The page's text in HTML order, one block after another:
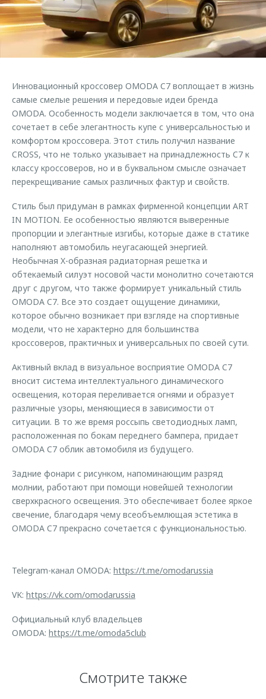
Страхование
Кредитный калькулятор
Аксессуары
Оригинальные аксессуары
Запчасти
Трейд-ин
Калькулятор трейд-ин
Клиентская поддержка
O&J Автоклуб
Клуб владельцев OMODA
Аксессуары
Одежда и сувениры
Оригинальные аксессуары
Запчасти
Обратная связь
Инновационный кроссовер OMODA C7 воплощает в жизнь
самые смелые решения и передовые идеи бренда
OMODA. Особенность модели заключается в том, что она
сочетает в себе элегантность купе с универсальностью и
комфортом кроссовера. Этот стиль получил название
CROSS, что не только указывает на принадлежность C7 к
классу кроссоверов, но и в буквальном смысле означает
перекрещивание самых различных фактур и свойств.
Стиль был придуман в рамках фирменной концепции ART
IN MOTION. Ее особенностью являются выверенные
пропорции и элегантные изгибы, которые даже в статике
наполняют автомобиль неугасающей энергией.
Необычная X-образная радиаторная решетка и
обтекаемый силуэт носовой части монолитно сочетаются
друг с другом, что также формирует уникальный стиль
OMODA C7. Все это создает ощущение динамики,
которое обычно возникает при взгляде на спортивные
модели, что не характерно для большинства
кроссоверов, практичных и универсальных по своей сути.
Активный вклад в визуальное восприятие OMODA C7
вносит система интеллектуального динамического
освещения, которая переливается огнями и образует
различные узоры, меняющиеся в зависимости от
ситуации. В то же время россыпь светодиодных ламп,
расположенная по бокам переднего бампера, придает
OMODA C7 облик автомобиля из будущего.
Задние фонари с рисунком, напоминающим разряд
молнии, работают при помощи новейшей технологии
сверхкрасного освещения. Это обеспечивает более яркое
свечение, благодаря чему всеобъемлющая эстетика в
OMODA C7 прекрасно сочетается с функциональностью.
Telegram-канал OMODA: https://t.me/omodarussia
VK: https://vk.com/omodarussia
Официальный клуб владельцев
OMODA: https://t.me/omoda5club
Смотрите также